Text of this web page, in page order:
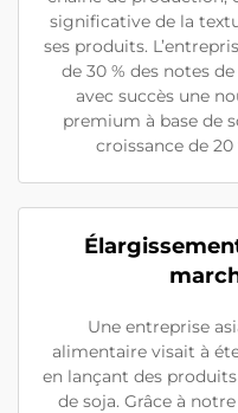
significative de la
ses produits.
de 30 % des notes
avec succès une
premium à base de
croissance de
Une entreprise
alimentaire visait à
en lançant des
de soja. Grâce à